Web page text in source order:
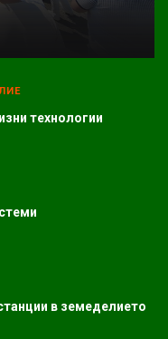
технологии
в земеделието